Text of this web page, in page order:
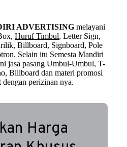
ADVERTISINGmelayani
Huruf Timbul, Letter Sign,
Billboard, Signboard, Pole
Selain itu Semesta Mandiri
jasa pasang Umbul-Umbul, T-
Billboard dan materi promosi
perizinan nya.
Harga